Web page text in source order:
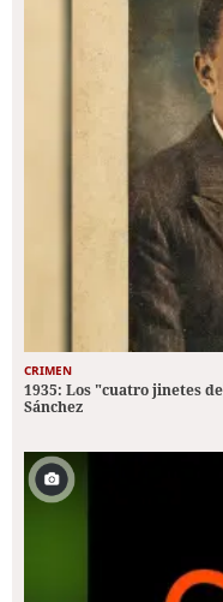
CRIMEN
1935: Los "cuatro jinetes
Sánchez